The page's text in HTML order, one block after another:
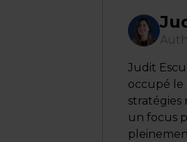
Judit
occupé le
stratégies
un focus